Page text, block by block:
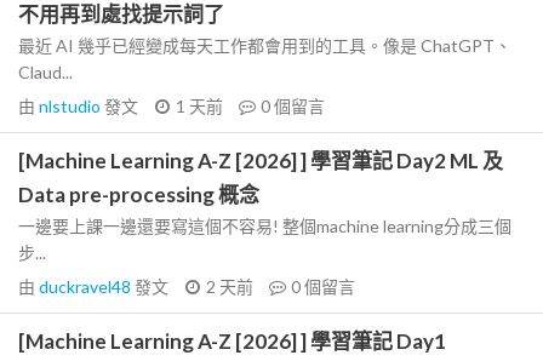
不用再到處找提示詞了
最近 AI 幾乎已經變成每天工作都會用到的工具。像是 ChatGPT、
Claud...
由 nlstudio 發文 1 天前 0個留言
[Machine Learning A-Z [2026] ] 學習筆記 Day2 ML 及
Data pre-processing 概念
一邊要上課一邊還要寫這個不容易! 整個machine learning分成三個
步...
由 duckravel48 發文 2 天前 0個留言
[Machine Learning A-Z [2026] ] 學習筆記 Day1